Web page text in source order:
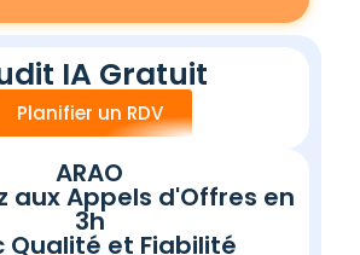
IA Gratuit
Planifier un RDV
ARAO
aux Appels d'Offres en
3h
Qualité et Fiabilité